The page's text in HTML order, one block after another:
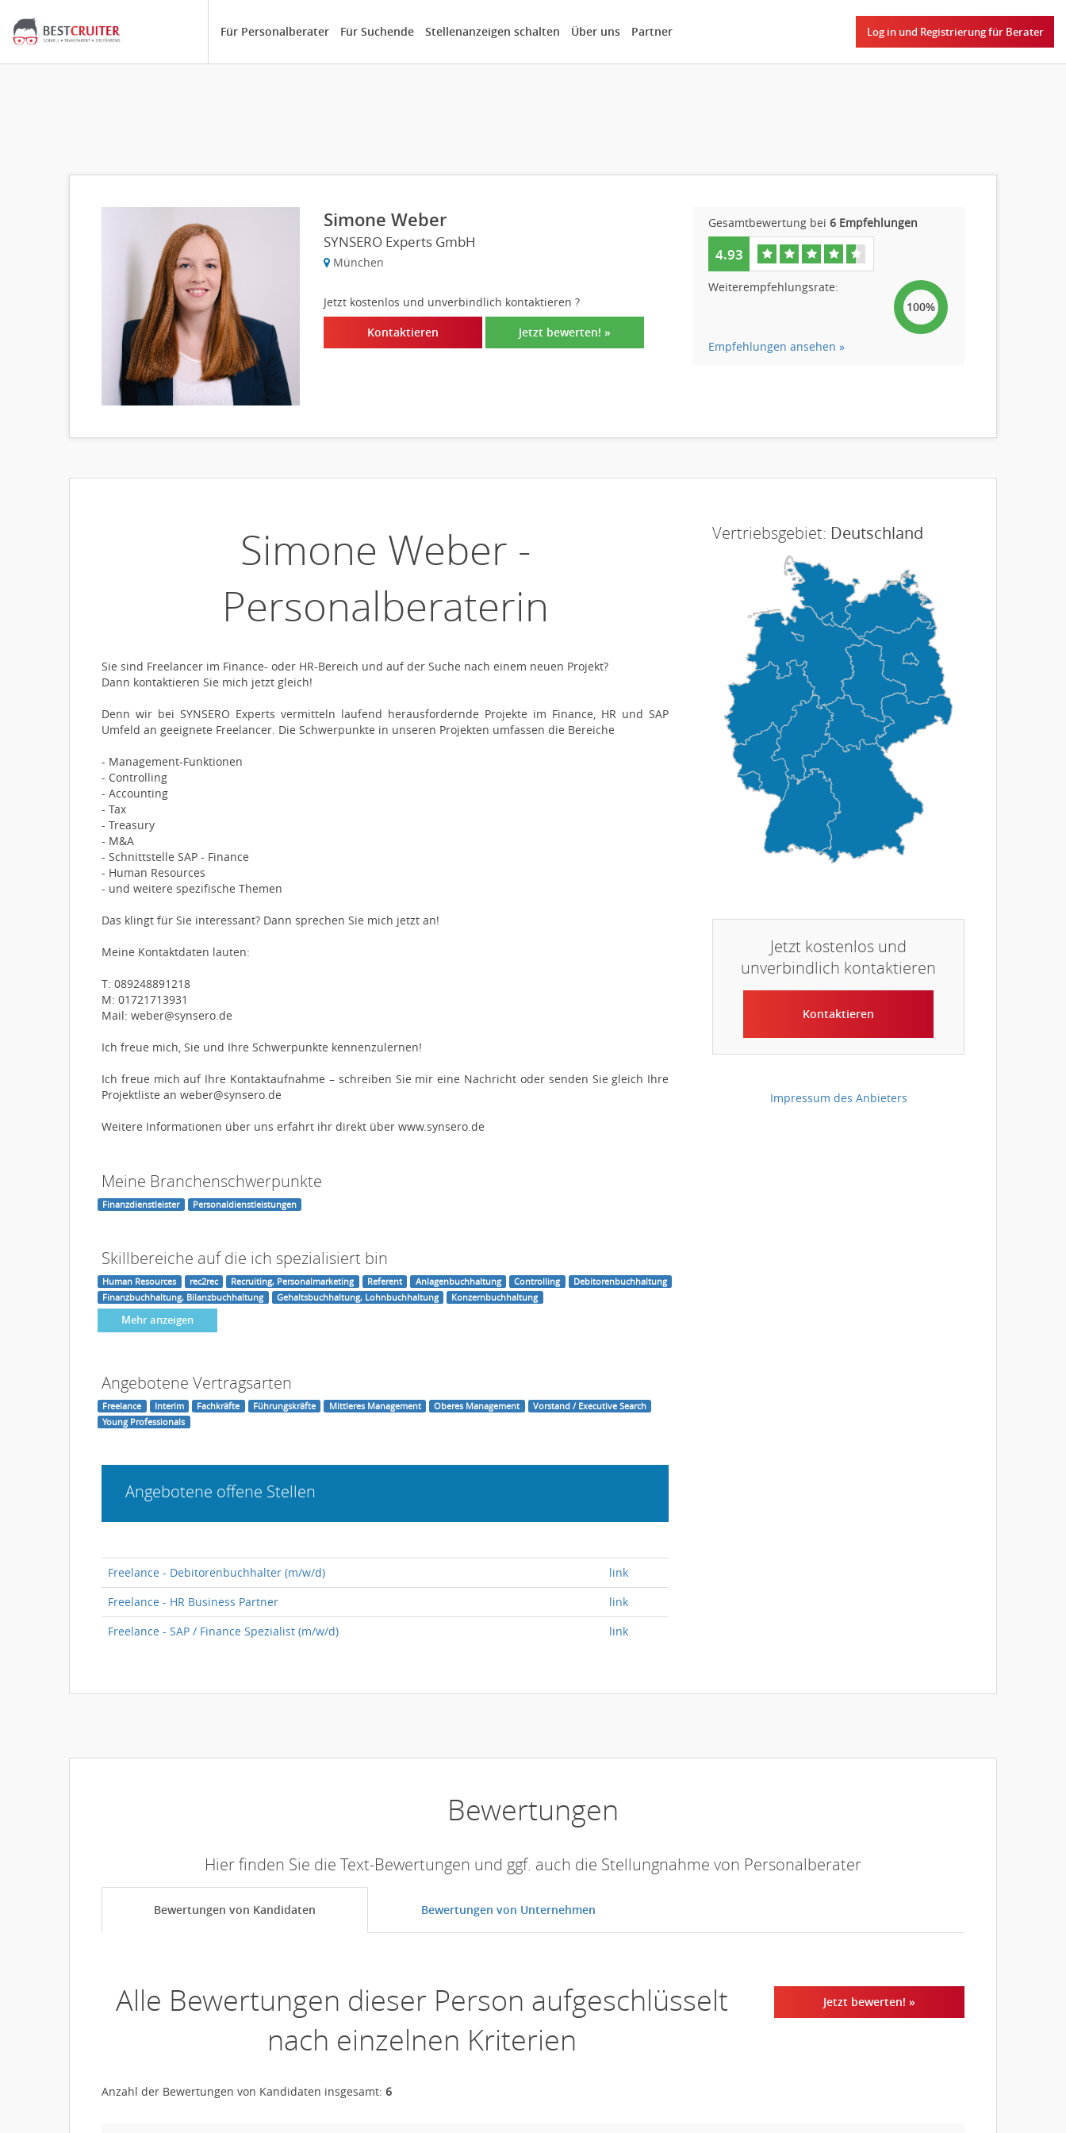
Für Personalberater Für Suchende Stellenanzeigen schalten Über uns Partner Log in und Registrierung für Berater
Simone Weber
SYNSERO Experts GmbH
München
Jetzt kostenlos und unverbindlich kontaktieren ?
Kontaktieren
Jetzt bewerten! »
Gesamtbewertung bei 6 Empfehlungen
4.93
Weiterempfehlungsrate:
100%
Empfehlungen ansehen »
Simone Weber -
Personalberaterin
Sie sind Freelancer im Finance- oder HR-Bereich und auf der Suche nach einem neuen Projekt?
Dann kontaktieren Sie mich jetzt gleich!
Denn wir bei SYNSERO Experts vermitteln laufend herausfordernde Projekte im Finance, HR und SAP
Umfeld an geeignete Freelancer. Die Schwerpunkte in unseren Projekten umfassen die Bereiche
- Management-Funktionen
- Controlling
- Accounting
- Tax
- Treasury
- M&A
- Schnittstelle SAP - Finance
- Human Resources
- und weitere spezifische Themen
Das klingt für Sie interessant? Dann sprechen Sie mich jetzt an!
Meine Kontaktdaten lauten:
T: 089248891218
M: 01721713931
Mail: weber@synsero.de
Ich freue mich, Sie und Ihre Schwerpunkte kennenzulernen!
Ich freue mich auf Ihre Kontaktaufnahme – schreiben Sie mir eine Nachricht oder senden Sie gleich Ihre
Projektliste an weber@synsero.de
Weitere Informationen über uns erfahrt ihr direkt über www.synsero.de
Meine Branchenschwerpunkte
Finanzdienstleister Personaldienstleistungen
Skillbereiche auf die ich spezialisiert bin
Human Resources rec2rec Recruiting, Personalmarketing Referent Anlagenbuchhaltung Controlling
Debitorenbuchhaltung
Finanzbuchhaltung, Bilanzbuchhaltung
Gehaltsbuchhaltung, Lohnbuchhaltung Konzernbuchhaltung
Mehr anzeigen
Angebotene Vertragsarten
Freelance Interim Fachkräfte Führungskräfte Mittleres Management Oberes Management
Vorstand / Executive Search
Young Professionals
Angebotene offene Stellen
Freelance - Debitorenbuchhalter (m/w/d)
link
Freelance - HR Business Partner
link
Freelance - SAP / Finance Spezialist (m/w/d)
link
Vertriebsgebiet: Deutschland
Jetzt kostenlos und
unverbindlich kontaktieren
Kontaktieren
Impressum des Anbieters
Bewertungen
Hier finden Sie die Text-Bewertungen und ggf. auch die Stellungnahme von Personalberater
Bewertungen von Kandidaten Bewertungen von Unternehmen
Jetzt bewerten! »
Alle Bewertungen dieser Person aufgeschlüsselt
nach einzelnen Kriterien
Anzahl der Bewertungen von Kandidaten insgesamt: 6